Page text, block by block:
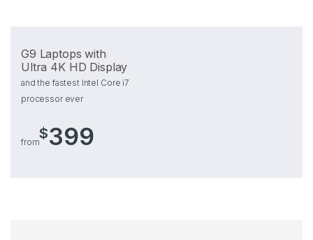
G9 Laptops with
Ultra 4K HD Display
and the fastest Intel Core i7
processor ever
from
$399